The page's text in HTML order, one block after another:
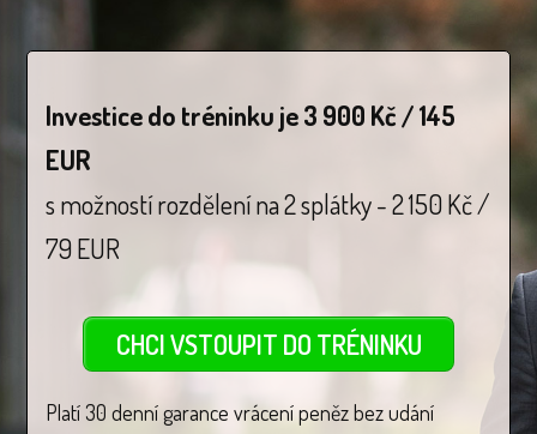
Investice do tréninku je 3 900 Kč / 145
EUR
s možností rozdělení na 2 splátky - 2 150 Kč /
79 EUR
CHCI VSTOUPIT DO TRÉNINKU
Platí 30 denní garance vrácení peněz bez udání